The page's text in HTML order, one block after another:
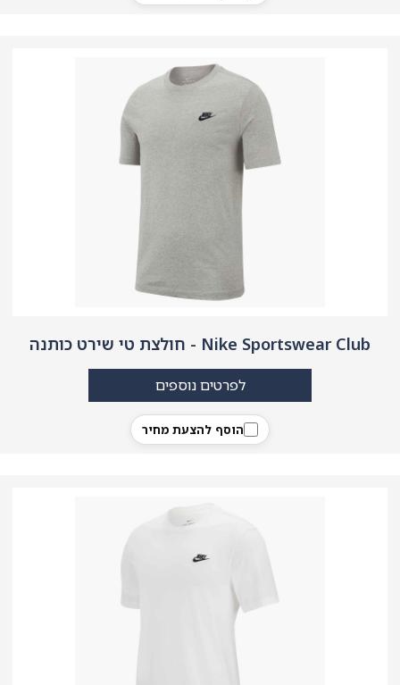
Nike Sportswear Club - חולצת טי שירט כותנה
הוסף להצעת מחיר
לפרטים נוספים